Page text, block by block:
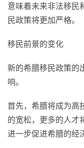
意味着未来非法移民
民政策将更加严格。
移民前景的变化
新的希腊移民政策的
响。
首先，希腊将成为高
的宽松，更多的人才
进一步促进希腊的经